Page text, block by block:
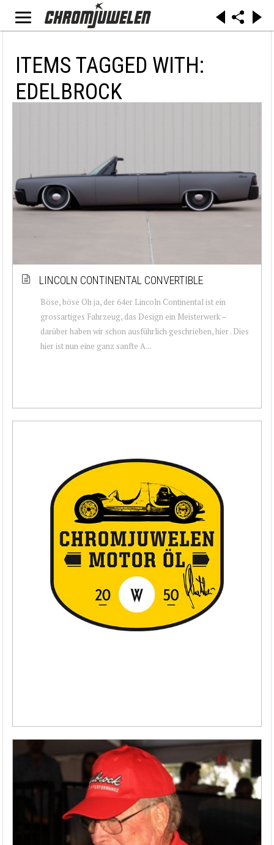
ITEMS TAGGED WITH:
EDELBROCK
LINCOLN CONTINENTAL CONVERTIBLE
Böse, böse Oh ja, der 64er Lincoln Continental ist ein
grossartiges Fahrzeug, das Design ein Meisterwerk –
darüber haben wir schon ausführlich geschrieben, hier . Dies
hier ist nun eine ganz sanfte A...